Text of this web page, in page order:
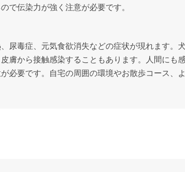
で伝染力が強く注意が必要です。
尿毒症、元気食欲消失などの症状が現れます。
膚から接触感染することもあります。人間にも
必要です。自宅の周囲の環境やお散歩コース、